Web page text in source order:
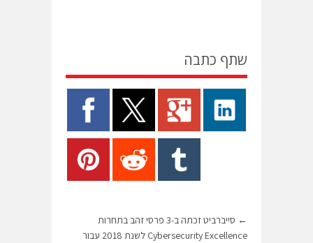
שתף כתבה
←
סייברביט זכתה ב-3 פרסי זהב בתחרות
Cybersecurity Excellence לשנת 2018 עבור